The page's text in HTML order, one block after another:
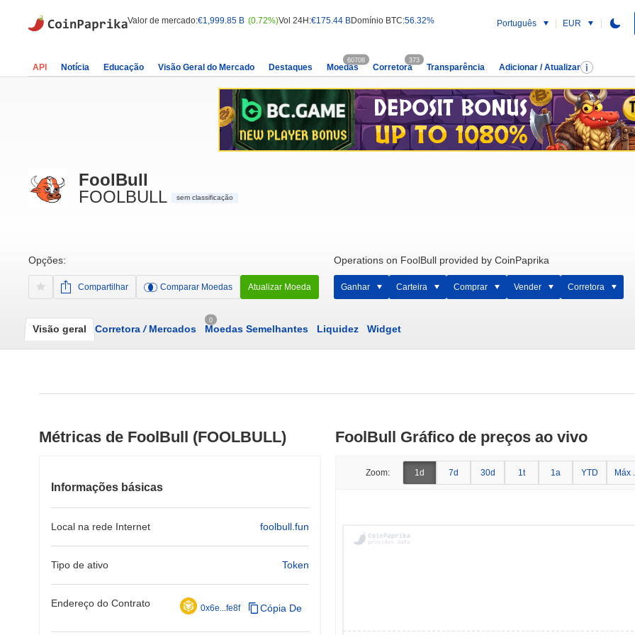
Valor de mercado:€1,999.85 B (0.72%)Vol 24H:€175.44 BDomínio BTC:56.32% Português EUR
API Notícia Educação Visão Geral do Mercado Destaques Moedas
60708
Corretora
373
Transparência Adicionar / Atualizar
FoolBull
FOOLBULL
sem classificação
Opções:
Compartilhar Comparar Moedas Atualizar Moeda
Operations on FoolBull provided by CoinPaprika
Ganhar Carteira Comprar Vender Corretora
Visão geral Corretora /Mercados
0
Moedas Semelhantes Liquidez Widget
Métricas de FoolBull (FOOLBULL)
Informações básicas
Local na rede Internet foolbull.fun
Tipo de ativo Token
Endereço do Contrato 0x6e...fe8f Cópia De
FoolBull Gráfico de preços ao vivo
Zoom: 1d 7d 30d 1t 1a YTD Máx .